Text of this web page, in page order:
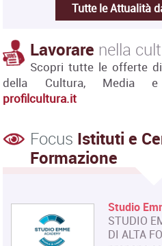
Tutte le Attualità
Lavorare nella
Scopri tutte le offerte
della Cultura, Media e
profilcultura.it
Focus Istituti e
Formazione
Studio
STUDIO
DI ALTA